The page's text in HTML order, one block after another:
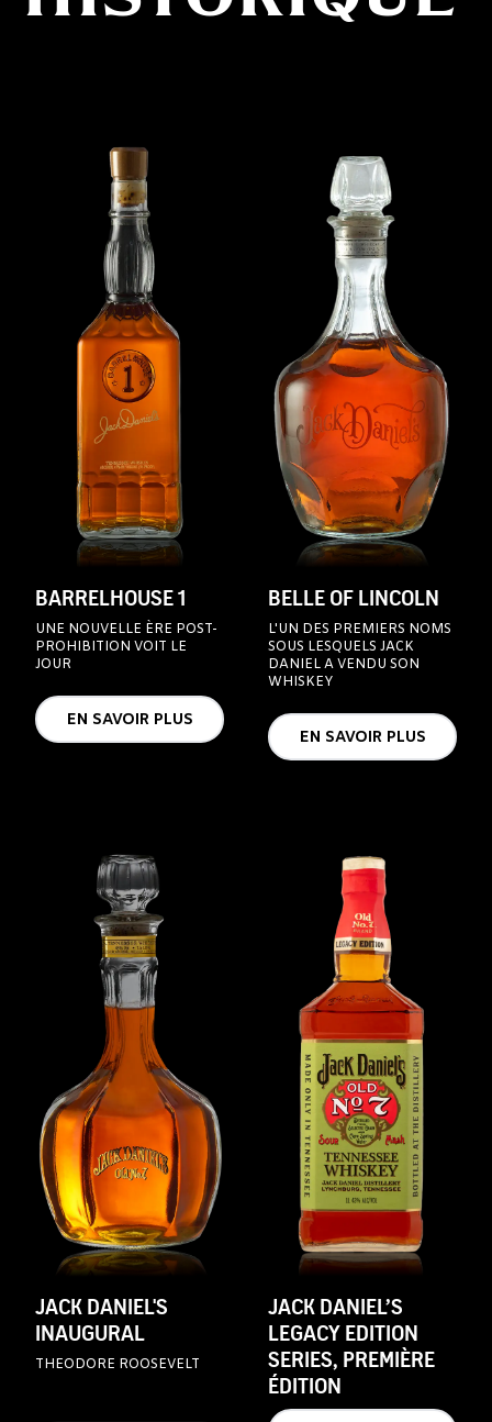
BARRELHOUSE 1
UNE NOUVELLE ÈRE POST-
PROHIBITION VOIT LE
JOUR
EN SAVOIR PLUS
BELLE OF LINCOLN
L'UN DES PREMIERS NOMS
SOUS LESQUELS JACK
DANIEL A VENDU SON
WHISKEY
EN SAVOIR PLUS
JACK DANIEL'S
INAUGURAL
THEODORE ROOSEVELT
JACK DANIEL’S
LEGACY EDITION
SERIES, PREMIÈRE
ÉDITION